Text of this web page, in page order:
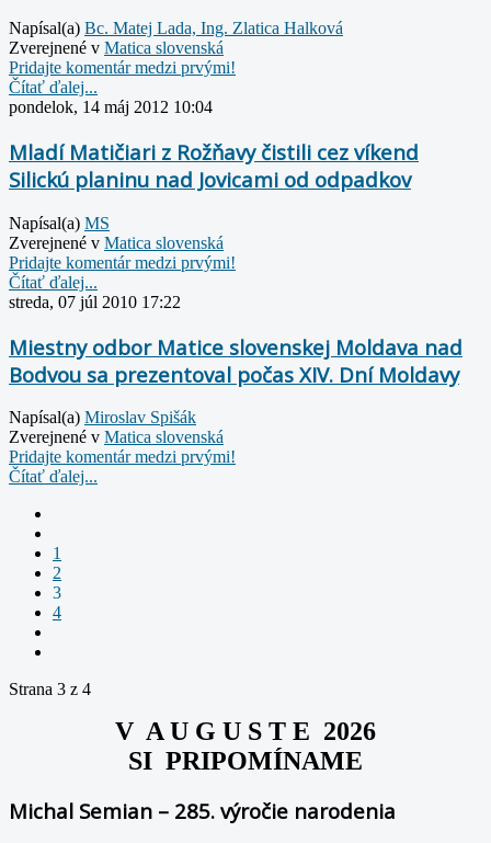
Napísal(a) Bc. Matej Lada, Ing. Zlatica Halková
Zverejnené v Matica slovenská
Pridajte komentár medzi prvými!
Čítať ďalej...
pondelok, 14 máj 2012 10:04
Mladí Matičiari z Rožňavy čistili cez víkend
Silickú planinu nad Jovicami od odpadkov
Napísal(a) MS
Zverejnené v Matica slovenská
Pridajte komentár medzi prvými!
Čítať ďalej...
streda, 07 júl 2010 17:22
Miestny odbor Matice slovenskej Moldava nad
Bodvou sa prezentoval počas XIV. Dní Moldavy
Napísal(a) Miroslav Spišák
Zverejnené v Matica slovenská
Pridajte komentár medzi prvými!
Čítať ďalej...
1
2
3
4
Strana 3 z 4
V A U G U S T E 2026
SI PRIPOMÍNAME
Michal Semian – 285. výročie narodenia